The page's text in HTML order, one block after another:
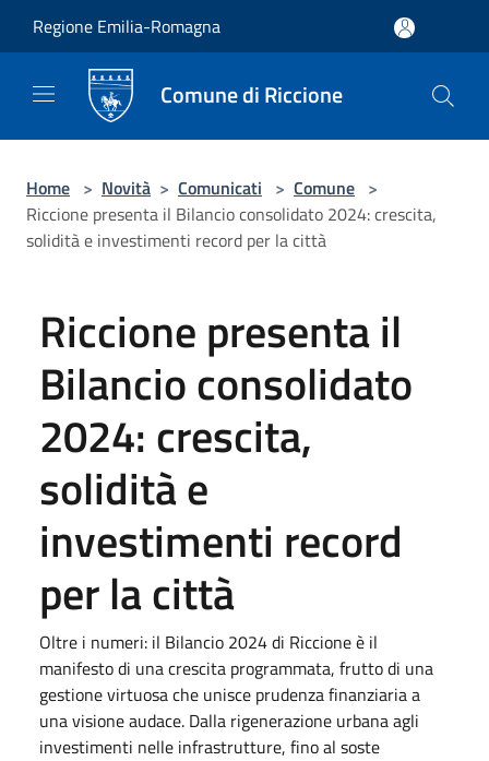
Regione Emilia-Romagna
Comune di Riccione
Home > Novità > Comunicati > Comune >
Riccione presenta il Bilancio consolidato 2024: crescita,
solidità e investimenti record per la città
Riccione presenta il
Bilancio consolidato
2024: crescita,
solidità e
investimenti record
per la città
Oltre i numeri: il Bilancio 2024 di Riccione è il
manifesto di una crescita programmata, frutto di una
gestione virtuosa che unisce prudenza finanziaria a
una visione audace. Dalla rigenerazione urbana agli
investimenti nelle infrastrutture, fino al soste